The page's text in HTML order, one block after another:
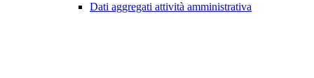
Dati aggregati attività amministrativa